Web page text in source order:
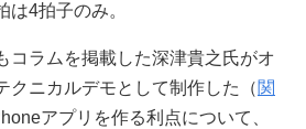
は4拍子のみ。
ラムを掲載した深津貴之氏がオ
クニカルデモとして制作した（関
アプリを作る利点について、